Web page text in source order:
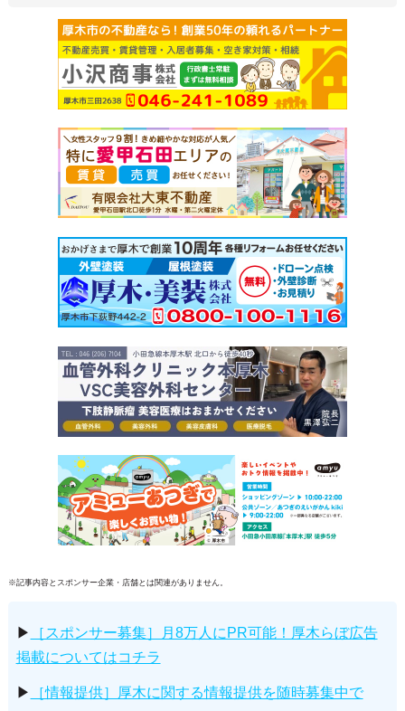
※記事内容とスポンサー企業・店舗とは関連がありません。
▶
［スポンサー募集］月8万人にPR可能！厚木らぼ広告
掲載についてはコチラ
▶
［情報提供］厚木に関する情報提供を随時募集中で